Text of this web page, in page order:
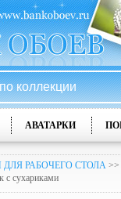
АВАТАРКИ
ДЛЯ РАБОЧЕГО СТОЛА >>
с сухариками